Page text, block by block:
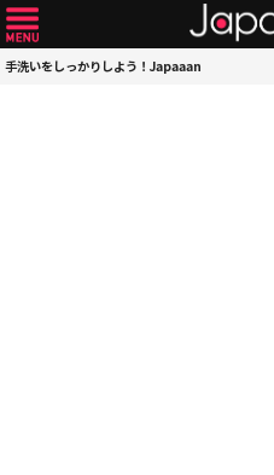
手洗いをしっかりしよう！Japaaan